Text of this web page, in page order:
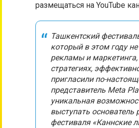
размещаться на YouTube
Ташкентский
который в этом году
рекламы и
стратегиях,
пригласили по-
представитель Meta
уникальная
выступать
фестиваля «Каннские